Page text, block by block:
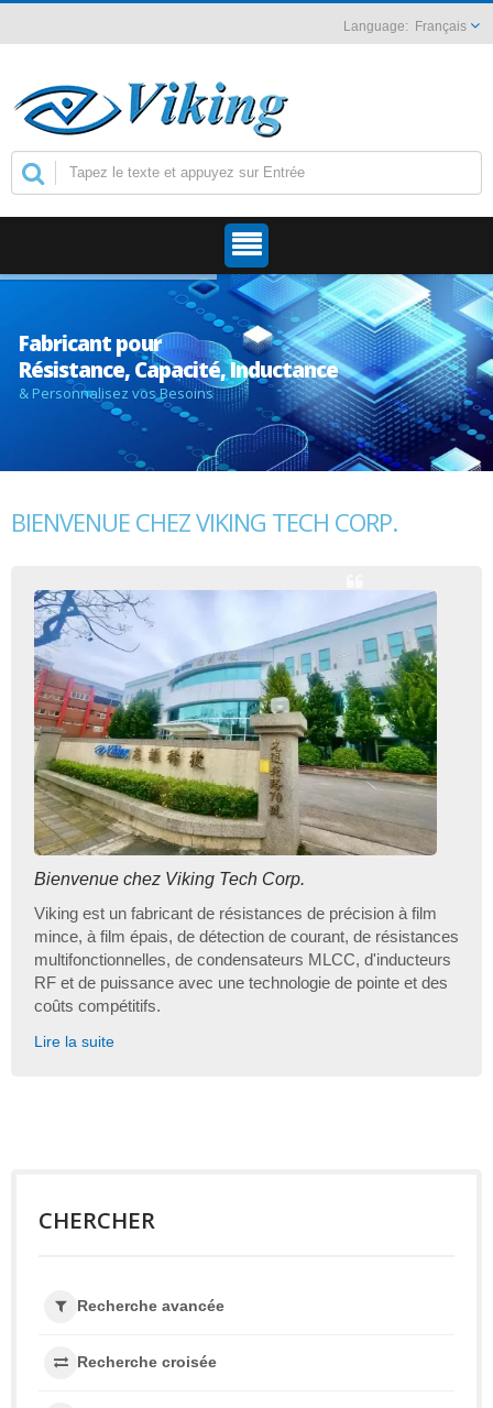
Français
Fabricant pour
Résistance, Capacité, Inductance
& Personnalisez vos Besoins
BIENVENUE CHEZ VIKING TECH CORP.
Bienvenue chez Viking Tech Corp.
Viking est un fabricant de résistances de précision à film
mince, à film épais, de détection de courant, de résistances
multifonctionnelles, de condensateurs MLCC, d'inducteurs
RF et de puissance avec une technologie de pointe et des
coûts compétitifs.
Lire la suite
CHERCHER
Recherche avancée
Recherche croisée